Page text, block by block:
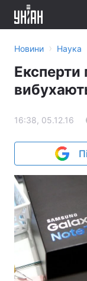
Новини › Наука
Експерти
16:38, 05.12.16